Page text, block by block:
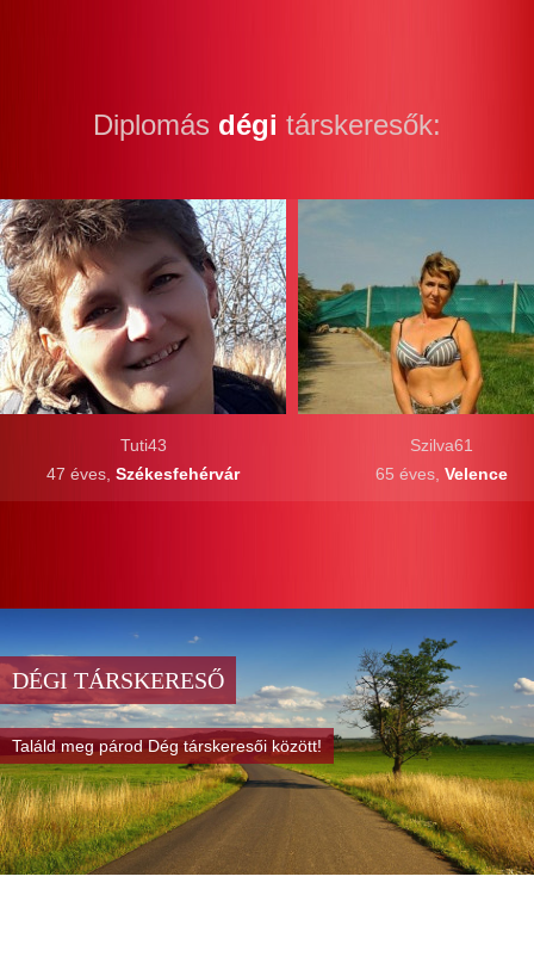
Diplomás dégi társkeresők:
Tuti43
47 éves, Székesfehérvár
Szilva61
65 éves, Velence
DÉGI TÁRSKERESŐ
Találd meg párod Dég társkeresői között!